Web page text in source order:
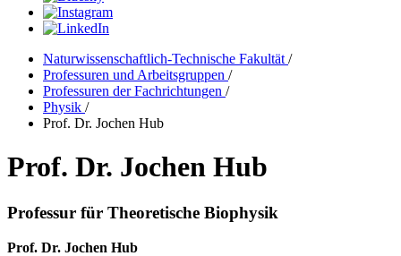
Naturwissenschaftlich-Technische Fakultät /
Professuren und Arbeitsgruppen /
Professuren der Fachrichtungen /
Physik /
Prof. Dr. Jochen Hub
Prof. Dr. Jochen Hub
Professur für Theoretische Biophysik
Prof. Dr. Jochen Hub